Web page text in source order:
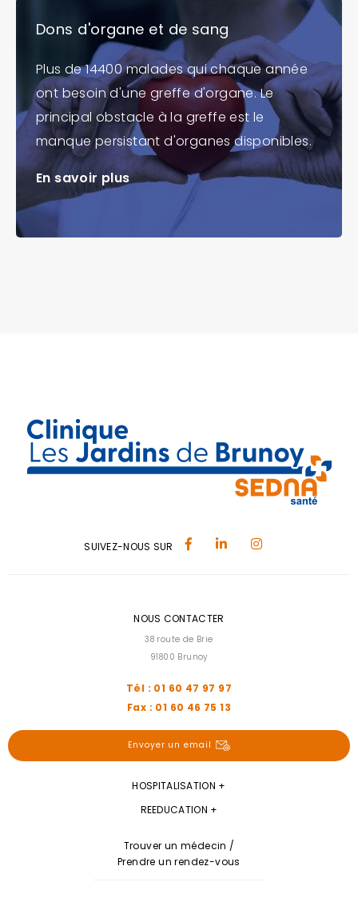
Dons d'organe et de sang
Plus de 14400 malades qui chaque année
ont besoin d'une greffe d'organe. Le
principal obstacle à la greffe est le
manque persistant d'organes disponibles.
En savoir plus
SUIVEZ-NOUS SUR
NOUS CONTACTER
38 route de Brie
91800 Brunoy
Tél : 01 60 47 97 97
Fax : 01 60 46 75 13
Envoyer un email
HOSPITALISATION
REEDUCATION
Trouver un médecin /
Prendre un rendez-vous